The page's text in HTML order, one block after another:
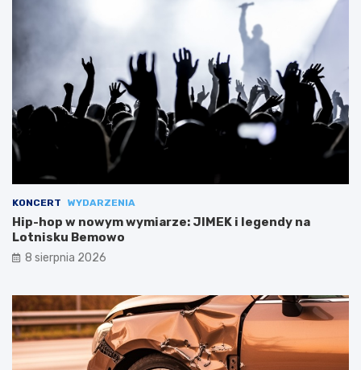
KONCERT WYDARZENIA
Hip-hop w nowym wymiarze: JIMEK i legendy na
Lotnisku Bemowo
8 sierpnia 2026